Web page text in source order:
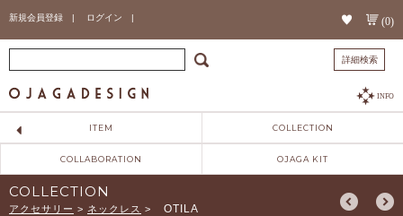
新規会員登録 | ログイン | (0)
詳細検索
INFO
ITEM COLLECTION
COLLABORATION OJAGA KIT
COLLECTION
アクセサリー > ネックレス > OTILA